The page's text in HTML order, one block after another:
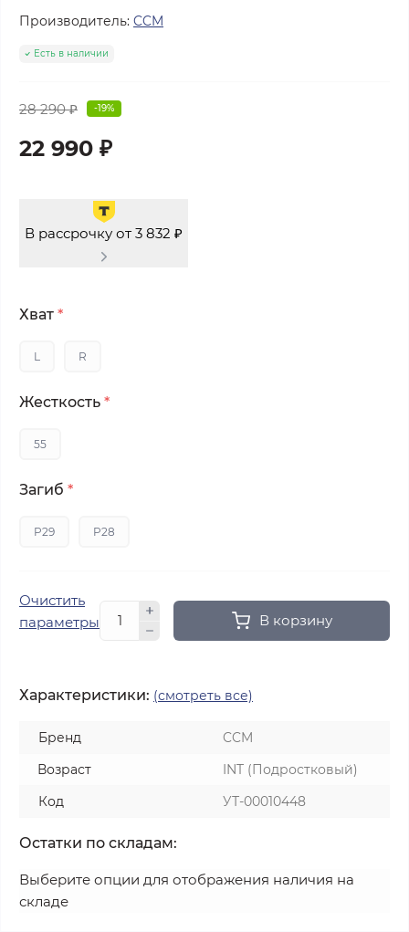
Производитель: CCM
Есть в наличии
28 290 ₽ -19%
22 990 ₽
В рассрочку от 3 832 ₽
Хват *
L R
Жесткость *
55
Загиб *
P29 P28
Очистить
параметры
В корзину
Характеристики: (смотреть все)
Бренд
CCM
Возраст
INT (Подростковый)
Код
УТ-00010448
Остатки по складам:
Выберите опции для отображения наличия на
складе